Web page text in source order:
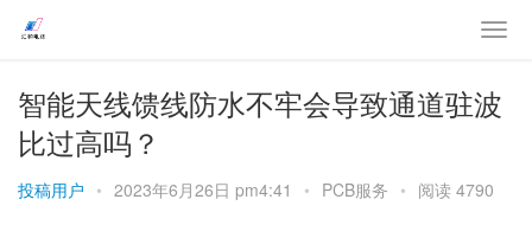
智能天线馈线防水不牢会导致通道驻波
比过高吗？
投稿用户 • 2023年6月26日 pm4:41 • PCB服务 • 阅读 4790